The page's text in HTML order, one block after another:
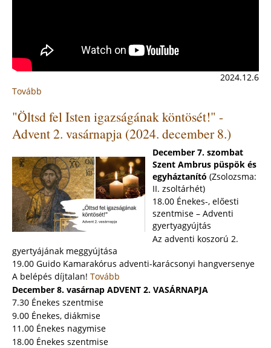
2024.12.6
Tovább
ádventi
kézműves
műhelye
"Öltsd fel Isten igazságának köntösét!" -
Advent 2. vasárnapja (2024. december 8.)
December 7. szombat
Szent Ambrus püspök és
egyháztanító (Zsolozsma:
II. zsoltárhét)
18.00 Énekes-, előesti
szentmise – Adventi
gyertyagyújtás
Az adventi koszorú 2.
gyertyájának meggyújtása
19.00 Guido Kamarakórus adventi-karácsonyi hangversenye
A belépés díjtalan! Tovább
December 8. vasárnap ADVENT 2. VASÁRNAPJA
7.30 Énekes szentmise
9.00 Énekes, diákmise
11.00 Énekes nagymise
18.00 Énekes szentmise